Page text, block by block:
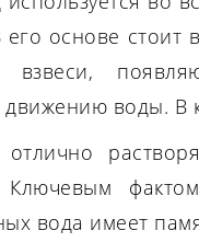
основе стоит
взвеси,
воды. В
Ключевым
вода имеет